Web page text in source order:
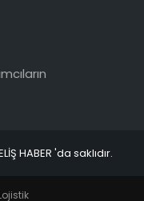
HABER 'da saklıdır.